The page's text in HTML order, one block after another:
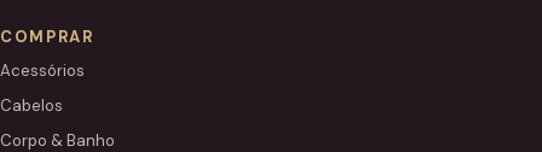
COMPRAR
Acessórios
Cabelos
Corpo & Banho